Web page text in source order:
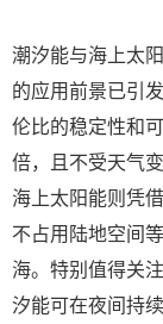
潮汐能与海上太
的应用前景已引
伦比的稳定性和
倍，且不受天气
海上太阳能则凭
不占用陆地空间
海。特别值得关
汐能可在夜间持